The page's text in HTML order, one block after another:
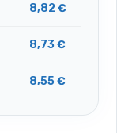
8,82€
8,73€
8,55€